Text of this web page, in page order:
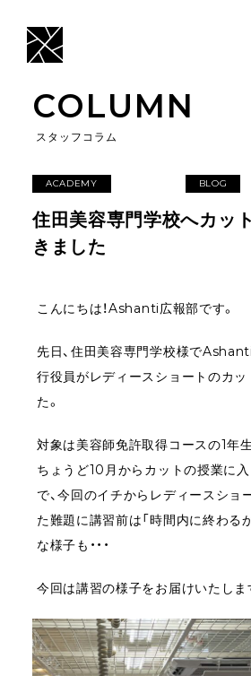
COLUMN
スタッフコラム
ACADEMY BLOG
住田美容専門学校へカッ
きました
こんにちは！Ashanti広報部です。
先日、住田美容専門学校様で
行役員がレディースショートのカッ
た。
対象は美容師免許取得コースの1年生
ちょうど10月からカットの授業に
で、今回のイチからレディースショ
た難題に講習前は「時間内に終わる
な様子も・・・
今回は講習の様子をお届けいたしま